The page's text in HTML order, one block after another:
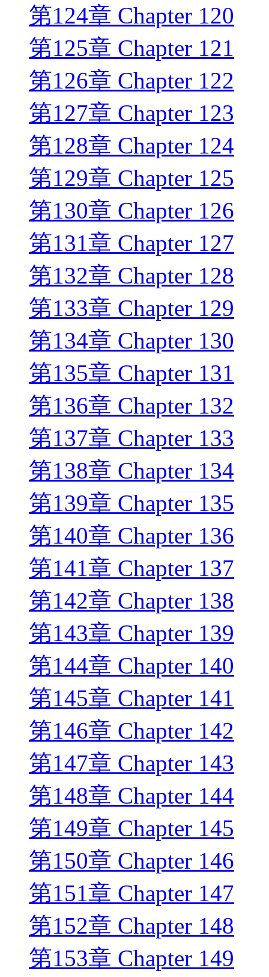
第124章 Chapter 120
第125章 Chapter 121
第126章 Chapter 122
第127章 Chapter 123
第128章 Chapter 124
第129章 Chapter 125
第130章 Chapter 126
第131章 Chapter 127
第132章 Chapter 128
第133章 Chapter 129
第134章 Chapter 130
第135章 Chapter 131
第136章 Chapter 132
第137章 Chapter 133
第138章 Chapter 134
第139章 Chapter 135
第140章 Chapter 136
第141章 Chapter 137
第142章 Chapter 138
第143章 Chapter 139
第144章 Chapter 140
第145章 Chapter 141
第146章 Chapter 142
第147章 Chapter 143
第148章 Chapter 144
第149章 Chapter 145
第150章 Chapter 146
第151章 Chapter 147
第152章 Chapter 148
第153章 Chapter 149